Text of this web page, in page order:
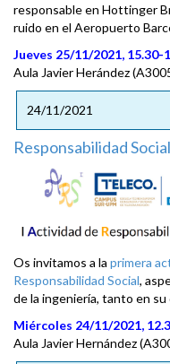
responsable en Hottinger
ruido en el Aeropuerto
Jueves 25/11/2021, 15.30-
Aula Javier Herández
24/11/2021
Responsabilidad
Os invitamos a la primera
Responsabilidad Social,
de la ingeniería, tanto en
Miércoles 24/11/2021,
Aula Javier Hernández